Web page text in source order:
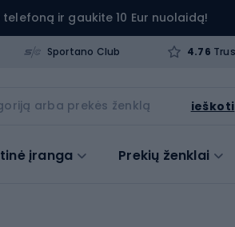
ir gaukite 10 Eur nuolaidą!
Sportano Club 4.76
ieškoti
įranga Prekių ženklai